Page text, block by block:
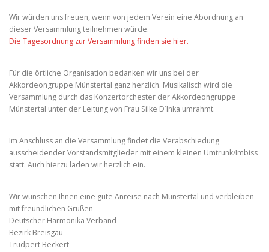
Wir würden uns freuen, wenn von jedem Verein eine Abordnung an
dieser Versammlung teilnehmen würde.
Die Tagesordnung zur Versammlung finden sie hier.
Für die örtliche Organisation bedanken wir uns bei der
Akkordeongruppe Münstertal ganz herzlich. Musikalisch wird die
Versammlung durch das Konzertorchester der Akkordeongruppe
Münstertal unter der Leitung von Frau Silke D´Inka umrahmt.
Im Anschluss an die Versammlung findet die Verabschiedung
ausscheidender Vorstandsmitglieder mit einem kleinen Umtrunk/Imbiss
statt. Auch hierzu laden wir herzlich ein.
Wir wünschen Ihnen eine gute Anreise nach Münstertal und verbleiben
mit freundlichen Grüßen
Deutscher Harmonika Verband
Bezirk Breisgau
Trudpert Beckert